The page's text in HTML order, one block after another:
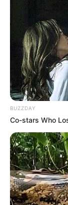
BUZZDAY
Co-stars Who